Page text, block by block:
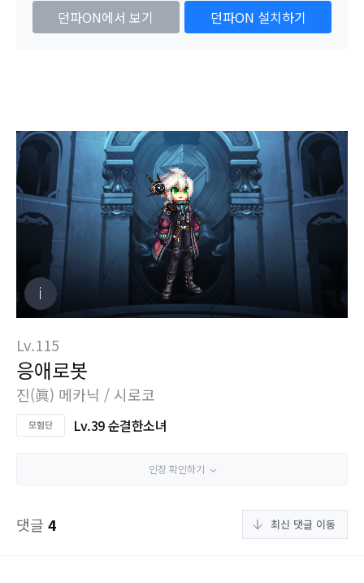
던파ON에서 보기 던파ON 설치하기
Lv.115
응애로봇
진(眞) 메카닉 / 시로코
Lv.39 순결한소녀
인장 확인하기
댓글 4 최신 댓글 이동